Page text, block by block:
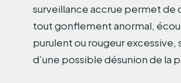
surveillance accrue permet
tout gonflement anormal,
purulent ou rougeur excessive,
d’une possible désunion de la